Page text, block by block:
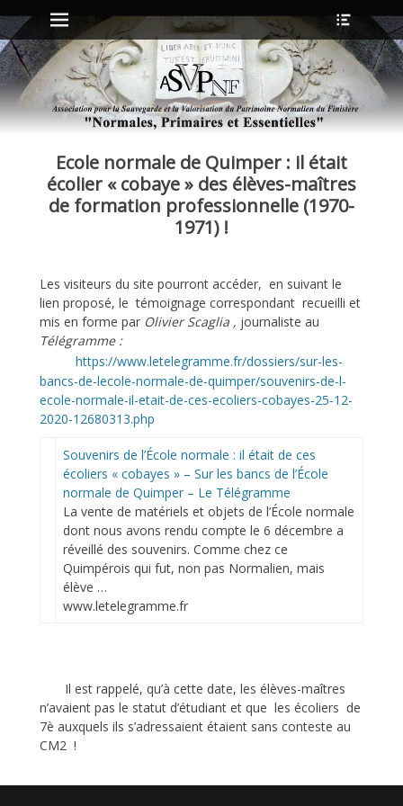
Menu principal
Aller
au
contenu
l’en-
tête
Ecole normale de Quimper : il était
écolier « cobaye » des élèves-maîtres
de formation professionnelle (1970-
1971) !
Les visiteurs du site pourront accéder, en suivant le
lien proposé, le témoignage correspondant recueilli et
mis en forme par Olivier Scaglia , journaliste au
Télégramme :
https://www.letelegramme.fr/dossiers/sur-les-
bancs-de-lecole-normale-de-quimper/souvenirs-de-l-
ecole-normale-il-etait-de-ces-ecoliers-cobayes-25-12-
2020-12680313.php
Souvenirs de l’École normale : il était de ces
écoliers « cobayes » – Sur les bancs de l’École
normale de Quimper – Le Télégramme
La vente de matériels et objets de l’École normale
dont nous avons rendu compte le 6 décembre a
réveillé des souvenirs. Comme chez ce
Quimpérois qui fut, non pas Normalien, mais
élève …
www.letelegramme.fr
Il est rappelé, qu’à cette date, les élèves-maîtres
n’avaient pas le statut d’étudiant et que les écoliers de
7è auxquels ils s’adressaient étaient sans conteste au
CM2 !